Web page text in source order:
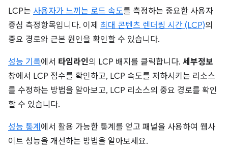
LCP는 사용자가 느끼는 로드 속도를 측정하는 중요한 사용자
중심 측정항목입니다. 이제 최대 콘텐츠 렌더링 시간 (LCP)의
중요 경로와 근본 원인을 확인할 수 있습니다.
성능 기록에서 타임라인의 LCP 배지를 클릭합니다. 세부정보
창에서 LCP 점수를 확인하고, LCP 속도를 저하시키는 리소스
를 수정하는 방법을 알아보고, LCP 리소스의 중요 경로를 확인
할 수 있습니다.
성능 통계 에서 활용 가능한 통계를 얻고 패널을 사용하여 웹사
이트 성능을 개선하는 방법을 알아보세요.